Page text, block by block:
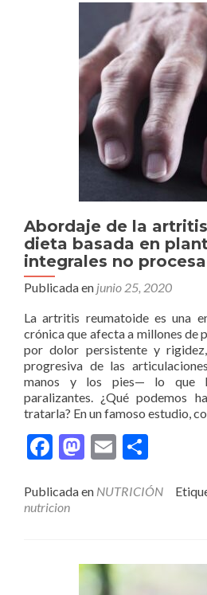
contienen.
Abordaje de la
dieta basada en
integrales no
Publicada en junio 25, 2020
La artritis reumatoide es una
crónica que afecta a millones de
por dolor persistente y
progresiva de las
manos y los pies— lo que
paralizantes. ¿Qué podemos
tratarla? En un famoso estudio,
Facebook
Mastodon
Email
Publicada en NUTRICIÓN
nutricion